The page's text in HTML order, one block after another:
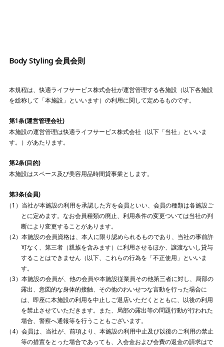
Body Styling 会員会則
本規程は、快適ライフサービス株式会社が運営管理する各施設（以下各施設
を総称して「本施設」といいます）の利用に関して定めるものです。
第1条(運営管理会社)
本施設の運営管理は快適ライフサービス株式会社（以下「当社」といいま
す。）があたります。
第2条(目的)
本施設はスペース及び美容用品時間貸事業とします。
第3条(会員)
当社が本施設の利用を承認した方を会員といい、会員の種類は各施設ご
とに定めます。なお会員種類の廃止、利用条件の変更ついては当社の判
断により変更することがあります。
本施設の会員資格は、本人に限り認められるものであり、当社の事前許
可なく、第三者（親族を含みます）に利用させるほか、譲渡ないし貸与
することはできません（以下、これらの行為を「不正使用」といいま
す。
本施設の会員が、他の会員や本施設従業員その他第三者に対し、局部の
露出、意図的な身体的接触、その他のわいせつな言動を行った場合に
は、即座に本施設の利用を中止しご退店いただくとともに、以後の利用
を禁止させていただきます。また、局部の露出等の問題行動が行われた
場合、警察へ通報等を行うこともございます。
会員は、当社が、前項より、本施設の利用中止及び以後のご利用の禁止
等の措置をとった場合であっても、入会金および会費の返金の請求はで